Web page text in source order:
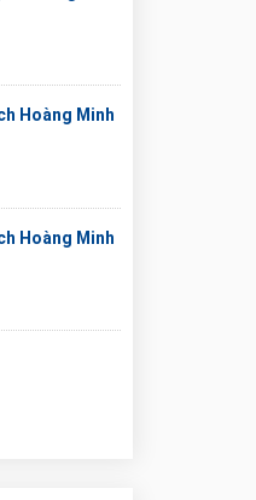
Hoàng Minh
Hoàng Minh